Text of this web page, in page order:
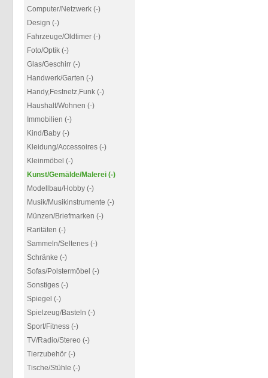
Computer/Netzwerk (-)
Design (-)
Fahrzeuge/Oldtimer (-)
Foto/Optik (-)
Glas/Geschirr (-)
Handwerk/Garten (-)
Handy,Festnetz,Funk (-)
Haushalt/Wohnen (-)
Immobilien (-)
Kind/Baby (-)
Kleidung/Accessoires (-)
Kleinmöbel (-)
Kunst/Gemälde/Malerei (-)
Modellbau/Hobby (-)
Musik/Musikinstrumente (-)
Münzen/Briefmarken (-)
Raritäten (-)
Sammeln/Seltenes (-)
Schränke (-)
Sofas/Polstermöbel (-)
Sonstiges (-)
Spiegel (-)
Spielzeug/Basteln (-)
Sport/Fitness (-)
TV/Radio/Stereo (-)
Tierzubehör (-)
Tische/Stühle (-)